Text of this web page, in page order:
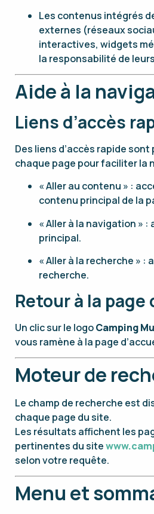
Les contenus intégrés
externes (réseaux
interactives, widgets
la responsabilité de
Aide à la
Liens d’accès
Des liens d’accès rapide
chaque page pour faciliter la
« Aller au contenu » :
contenu principal de la
« Aller à la navigation » :
principal.
« Aller à la recherche » :
recherche.
Retour à la page
Un clic sur le logoCamping
vous ramène à la page
Moteur de
Le champ de recherche est
chaque page du site.
Les résultats affichent les
pertinentes du site
selon votre requête.
Menu et